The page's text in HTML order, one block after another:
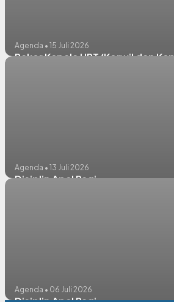
Agenda • 15 Juli 2026
Rakor Kepala UPT/Korwil dan
Agenda • 13 Juli 2026
Disiplin Apel Pagi
Agenda • 06 Juli 2026